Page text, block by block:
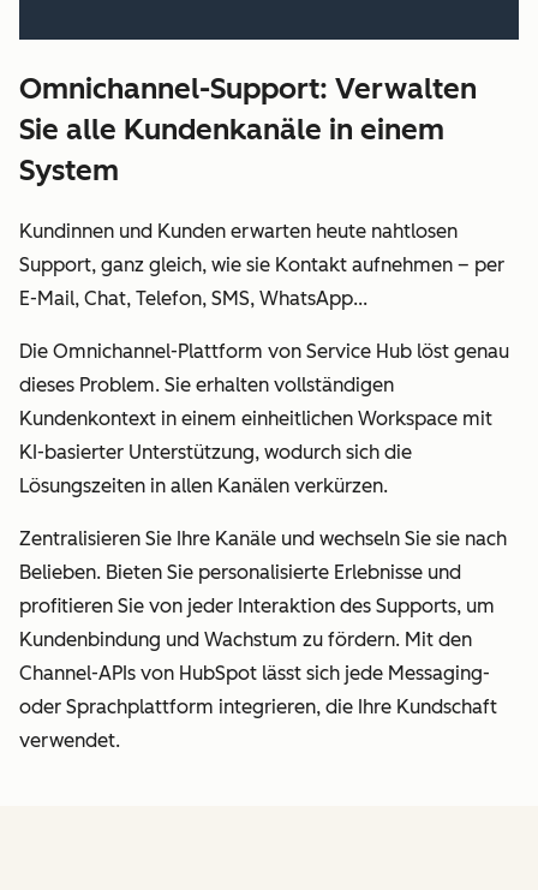
Omnichannel-Support: Verwalten
Sie alle Kundenkanäle in einem
System
Kundinnen und Kunden erwarten heute nahtlosen
Support, ganz gleich, wie sie Kontakt aufnehmen – per
E-Mail, Chat, Telefon, SMS, WhatsApp...
Die Omnichannel-Plattform von Service Hub löst genau
dieses Problem. Sie erhalten vollständigen
Kundenkontext in einem einheitlichen Workspace mit
KI-basierter Unterstützung, wodurch sich die
Lösungszeiten in allen Kanälen verkürzen.
Zentralisieren Sie Ihre Kanäle und wechseln Sie sie nach
Belieben. Bieten Sie personalisierte Erlebnisse und
profitieren Sie von jeder Interaktion des Supports, um
Kundenbindung und Wachstum zu fördern. Mit den
Channel-APIs von HubSpot lässt sich jede Messaging-
oder Sprachplattform integrieren, die Ihre Kundschaft
verwendet.